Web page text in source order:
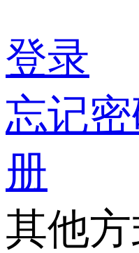
登录
忘记
册
其他